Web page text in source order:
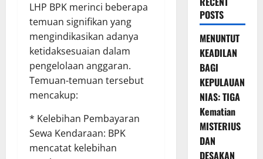
LHP BPK merinci beberapa
temuan signifikan yang
mengindikasikan adanya
ketidaksesuaian dalam
pengelolaan anggaran.
Temuan-temuan tersebut
mencakup:
* Kelebihan Pembayaran
Sewa Kendaraan: BPK
mencatat kelebihan
POSTS
MENUNTUT
KEADILAN
BAGI
KEPULAUAN
NIAS: TIGA
Kematian
MISTERIUS
DAN
DESAKAN